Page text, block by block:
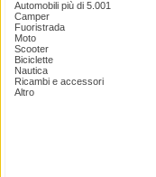
Automobili più di 5.001
Camper
Fuoristrada
Moto
Scooter
Biciclette
Nautica
Ricambi e accessori
Altro